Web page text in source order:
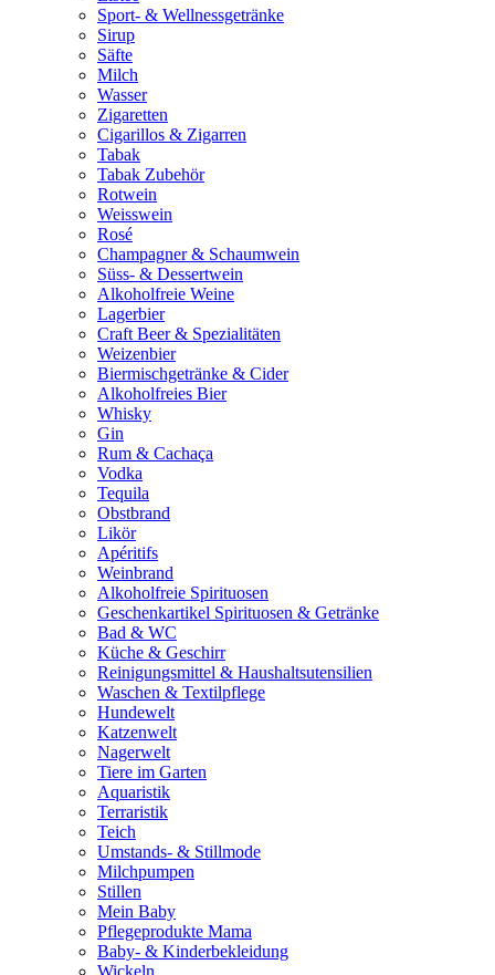
Sport- & Wellnessgetränke
Sirup
Säfte
Milch
Wasser
Zigaretten
Cigarillos & Zigarren
Tabak
Tabak Zubehör
Rotwein
Weisswein
Rosé
Champagner & Schaumwein
Süss- & Dessertwein
Alkoholfreie Weine
Lagerbier
Craft Beer & Spezialitäten
Weizenbier
Biermischgetränke & Cider
Alkoholfreies Bier
Whisky
Gin
Rum & Cachaça
Vodka
Tequila
Obstbrand
Likör
Apéritifs
Weinbrand
Alkoholfreie Spirituosen
Geschenkartikel Spirituosen & Getränke
Bad & WC
Küche & Geschirr
Reinigungsmittel & Haushaltsutensilien
Waschen & Textilpflege
Hundewelt
Katzenwelt
Nagerwelt
Tiere im Garten
Aquaristik
Terraristik
Teich
Umstands- & Stillmode
Milchpumpen
Stillen
Mein Baby
Pflegeprodukte Mama
Baby- & Kinderbekleidung
Wickeln